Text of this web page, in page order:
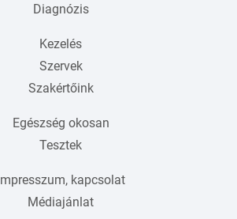
Diagnózis
Kezelés
Szervek
Szakértőink
Egészség okosan
Tesztek
Impresszum, kapcsolat
Médiajánlat